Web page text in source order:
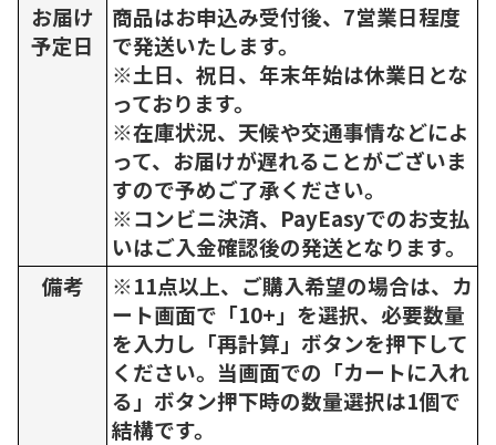
お届け
予定日
商品はお申込み受付後、7営業日程度
で発送いたします。
※土日、祝日、年末年始は休業日とな
っております。
※在庫状況、天候や交通事情などによ
って、お届けが遅れることがございま
すので予めご了承ください。
※コンビニ決済、PayEasyでのお支払
いはご入金確認後の発送となります。
備考
※11点以上、ご購入希望の場合は、カ
ート画面で「10+」を選択、必要数量
を入力し「再計算」ボタンを押下して
ください。当画面での「カートに入れ
る」ボタン押下時の数量選択は1個で
結構です。